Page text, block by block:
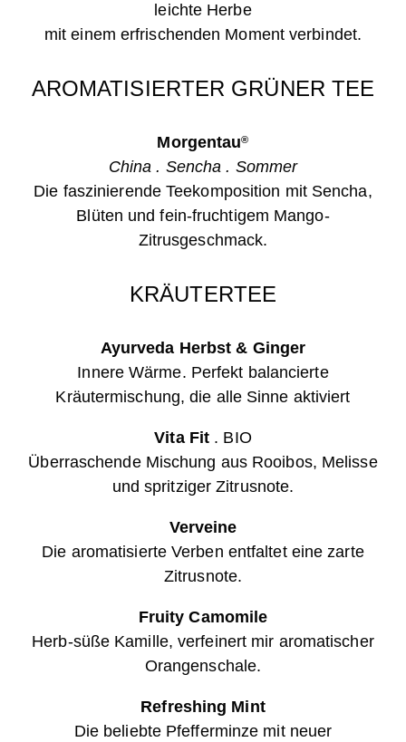
leichte Herbe
mit einem erfrischenden Moment verbindet.
AROMATISIERTER GRÜNER TEE
Morgentau®
China . Sencha . Sommer
Die faszinierende Teekomposition mit Sencha,
Blüten und fein-fruchtigem Mango-
Zitrusgeschmack.
KRÄUTERTEE
Ayurveda Herbst & Ginger
Innere Wärme. Perfekt balancierte
Kräutermischung, die alle Sinne aktiviert
Vita Fit . BIO
Überraschende Mischung aus Rooibos, Melisse
und spritziger Zitrusnote.
Verveine
Die aromatisierte Verben entfaltet eine zarte
Zitrusnote.
Fruity Camomile
Herb-süße Kamille, verfeinert mir aromatischer
Orangenschale.
Refreshing Mint
Die beliebte Pfefferminze mit neuer